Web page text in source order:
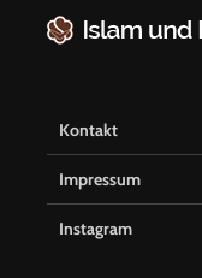
Kontakt
Impressum
Instagram